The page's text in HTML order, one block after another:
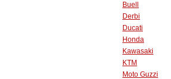
Buell
Derbi
Ducati
Honda
Kawasaki
KTM
Moto Guzzi